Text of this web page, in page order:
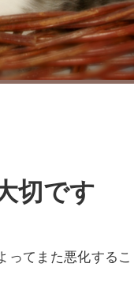
切です
てまた悪化するこ